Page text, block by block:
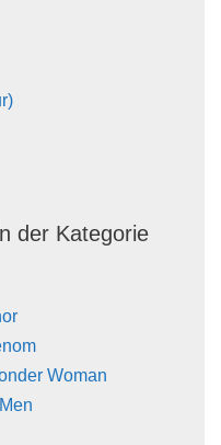
der Kategorie
Woman